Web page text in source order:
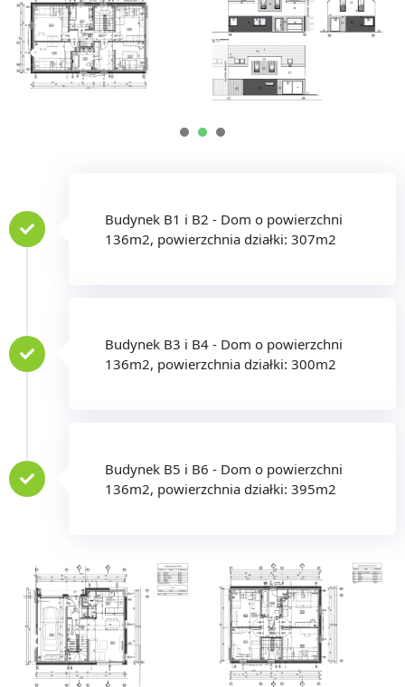
Budynek B1 i B2 - Dom o powierzchni
136m2, powierzchnia działki: 307m2
Budynek B3 i B4 - Dom o powierzchni
136m2, powierzchnia działki: 300m2
Budynek B5 i B6 - Dom o powierzchni
136m2, powierzchnia działki: 395m2